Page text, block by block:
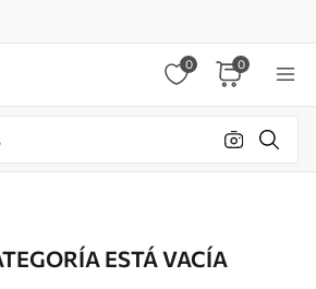
0 0
ESTÁ VACÍA